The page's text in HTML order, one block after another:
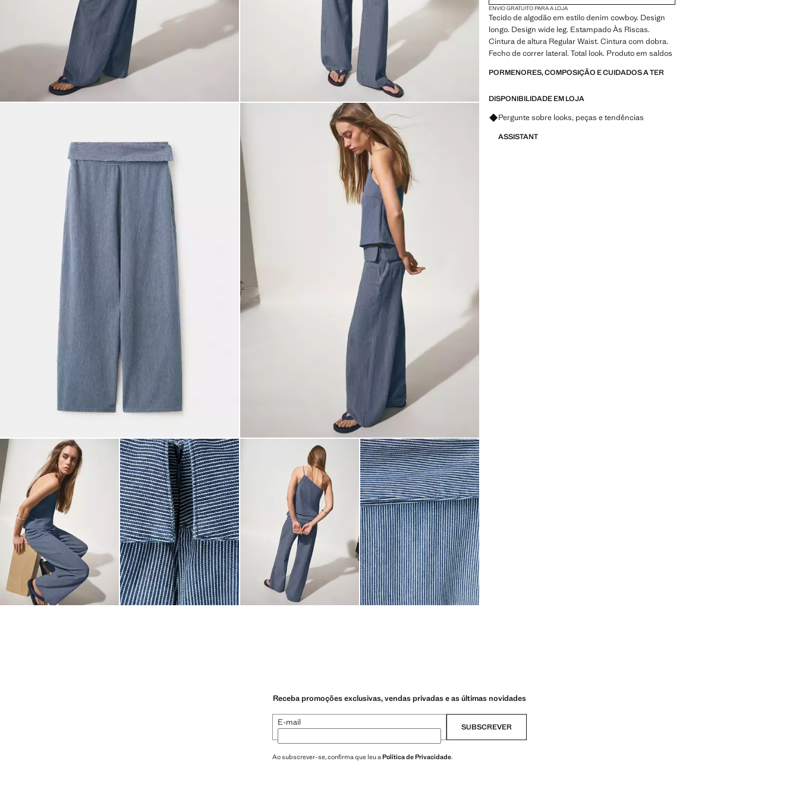
ENVIO GRATUITO PARA A LOJA
Tecido de algodão em estilo denim cowboy. Design
longo. Design wide leg. Estampado Às Riscas.
Cintura de altura Regular Waist. Cintura com dobra.
Fecho de correr lateral. Total look. Produto em saldos
PORMENORES, COMPOSIÇÃO E CUIDADOS A TER
DISPONIBILIDADE EM LOJA
Pergunte sobre looks, peças e tendências
ASSISTANT
Receba promoções exclusivas, vendas privadas e as últimas novidades
E-mail SUBSCREVER
Ao subscrever-se, confirma que leu aPolítica de Privacidade.